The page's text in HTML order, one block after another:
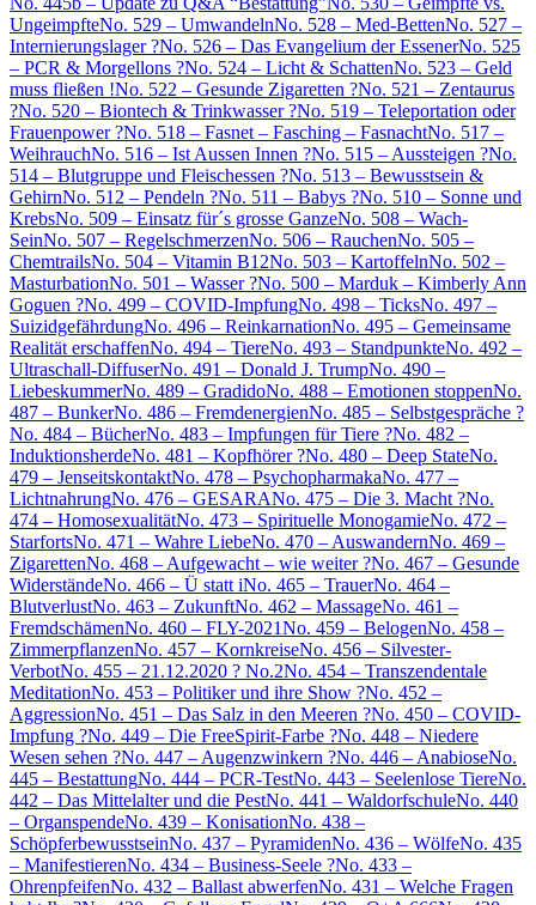
UngeimpfteNo. 529 – UmwandelnNo. 528 – Med-BettenNo. 527 –
Internierungslager ?No. 526 – Das Evangelium der EssenerNo. 525
– PCR & Morgellons ?No. 524 – Licht & SchattenNo. 523 – Geld
muss fließen !No. 522 – Gesunde Zigaretten ?No. 521 – Zentaurus
?No. 520 – Biontech & Trinkwasser ?No. 519 – Teleportation oder
Frauenpower ?No. 518 – Fasnet – Fasching – FasnachtNo. 517 –
WeihrauchNo. 516 – Ist Aussen Innen ?No. 515 – Aussteigen ?No.
514 – Blutgruppe und Fleischessen ?No. 513 – Bewusstsein &
GehirnNo. 512 – Pendeln ?No. 511 – Babys ?No. 510 – Sonne und
KrebsNo. 509 – Einsatz für´s grosse GanzeNo. 508 – Wach-
SeinNo. 507 – RegelschmerzenNo. 506 – RauchenNo. 505 –
ChemtrailsNo. 504 – Vitamin B12No. 503 – KartoffelnNo. 502 –
MasturbationNo. 501 – Wasser ?No. 500 – Marduk – Kimberly Ann
Goguen ?No. 499 – COVID-ImpfungNo. 498 – TicksNo. 497 –
SuizidgefährdungNo. 496 – ReinkarnationNo. 495 – Gemeinsame
Realität erschaffenNo. 494 – TiereNo. 493 – StandpunkteNo. 492 –
Ultraschall-DiffuserNo. 491 – Donald J. TrumpNo. 490 –
LiebeskummerNo. 489 – GradidoNo. 488 – Emotionen stoppenNo.
487 – BunkerNo. 486 – FremdenergienNo. 485 – Selbstgespräche ?
No. 484 – BücherNo. 483 – Impfungen für Tiere ?No. 482 –
InduktionsherdeNo. 481 – Kopfhörer ?No. 480 – Deep StateNo.
479 – JenseitskontaktNo. 478 – PsychopharmakaNo. 477 –
LichtnahrungNo. 476 – GESARANo. 475 – Die 3. Macht ?No.
474 – HomosexualitätNo. 473 – Spirituelle MonogamieNo. 472 –
StarfortsNo. 471 – Wahre LiebeNo. 470 – AuswandernNo. 469 –
ZigarettenNo. 468 – Aufgewacht – wie weiter ?No. 467 – Gesunde
WiderständeNo. 466 – Ü statt iNo. 465 – TrauerNo. 464 –
BlutverlustNo. 463 – ZukunftNo. 462 – MassageNo. 461 –
FremdschämenNo. 460 – FLY-2021No. 459 – BelogenNo. 458 –
ZimmerpflanzenNo. 457 – KornkreiseNo. 456 – Silvester-
VerbotNo. 455 – 21.12.2020 ? No.2No. 454 – Transzendentale
MeditationNo. 453 – Politiker und ihre Show ?No. 452 –
AggressionNo. 451 – Das Salz in den Meeren ?No. 450 – COVID-
Impfung ?No. 449 – Die FreeSpirit-Farbe ?No. 448 – Niedere
Wesen sehen ?No. 447 – Augenzwinkern ?No. 446 – AnabioseNo.
445 – BestattungNo. 444 – PCR-TestNo. 443 – Seelenlose TiereNo.
442 – Das Mittelalter und die PestNo. 441 – WaldorfschuleNo. 440
– OrganspendeNo. 439 – KonisationNo. 438 –
SchöpferbewusstseinNo. 437 – PyramidenNo. 436 – WölfeNo. 435
– ManifestierenNo. 434 – Business-Seele ?No. 433 –
OhrenpfeifenNo. 432 – Ballast abwerfenNo. 431 – Welche Fragen